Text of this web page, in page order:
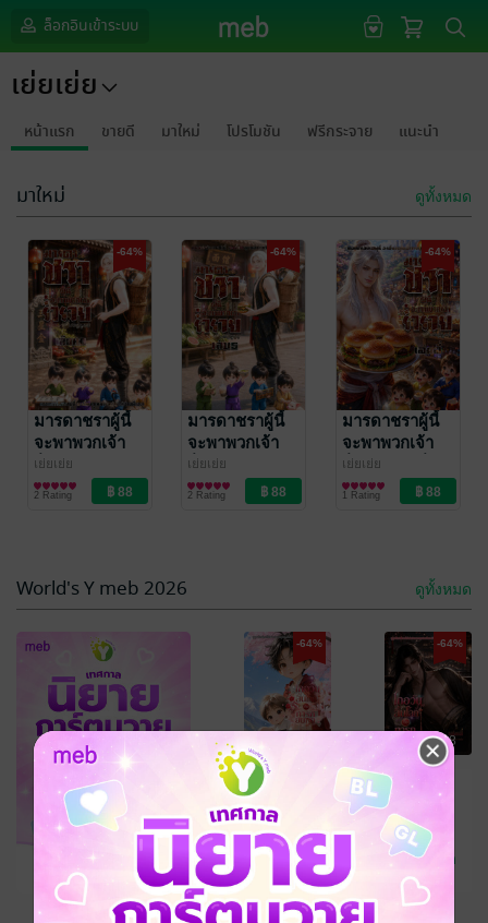
ล็อกอินเข้าระบบ
เย่ยเย่ย
หน้าแรก ขายดี มาใหม่ โปรโมชัน ฟรีกระจาย แนะนำ
มาใหม่ ดูทั้งหมด
-64%
มารดาชราผู้นี้
จะพาพวกเจ้า
ร่ำรวย เล่มหก
เย่ยเย่ย
นิยายวาย Boy
Love / Yaoi
2 Rating
-64%
มารดาชราผู้นี้
จะพาพวกเจ้า
ร่ำรวย เล่มห้า
เย่ยเย่ย
นิยายวาย Boy
Love / Yaoi
2 Rating
-64%
มารดาชราผู้นี้
จะพาพวกเจ้า
ร่ำรวย เล่มสี่
เย่ยเย่ย
นิยายวาย Boy
Love / Yaoi
1 Rating
มารดาชราผู้นี้
จะพาพวกเจ้า
ร่ำรวย เล่มสาม
เย่ยเย่ย
นิยายวาย Boy
Love / Yaoi
2 Rating
เกอวันสิ้นโลก
กับทารกยมทูต
เล่มหก
เย่ยเย่ย
นิยายวาย Boy
Love / Yaoi
2 Rating
World's Y meb 2026 ดูทั้งหมด
-64% -64%
฿ 88
฿ 88
ดูทั้งหมด